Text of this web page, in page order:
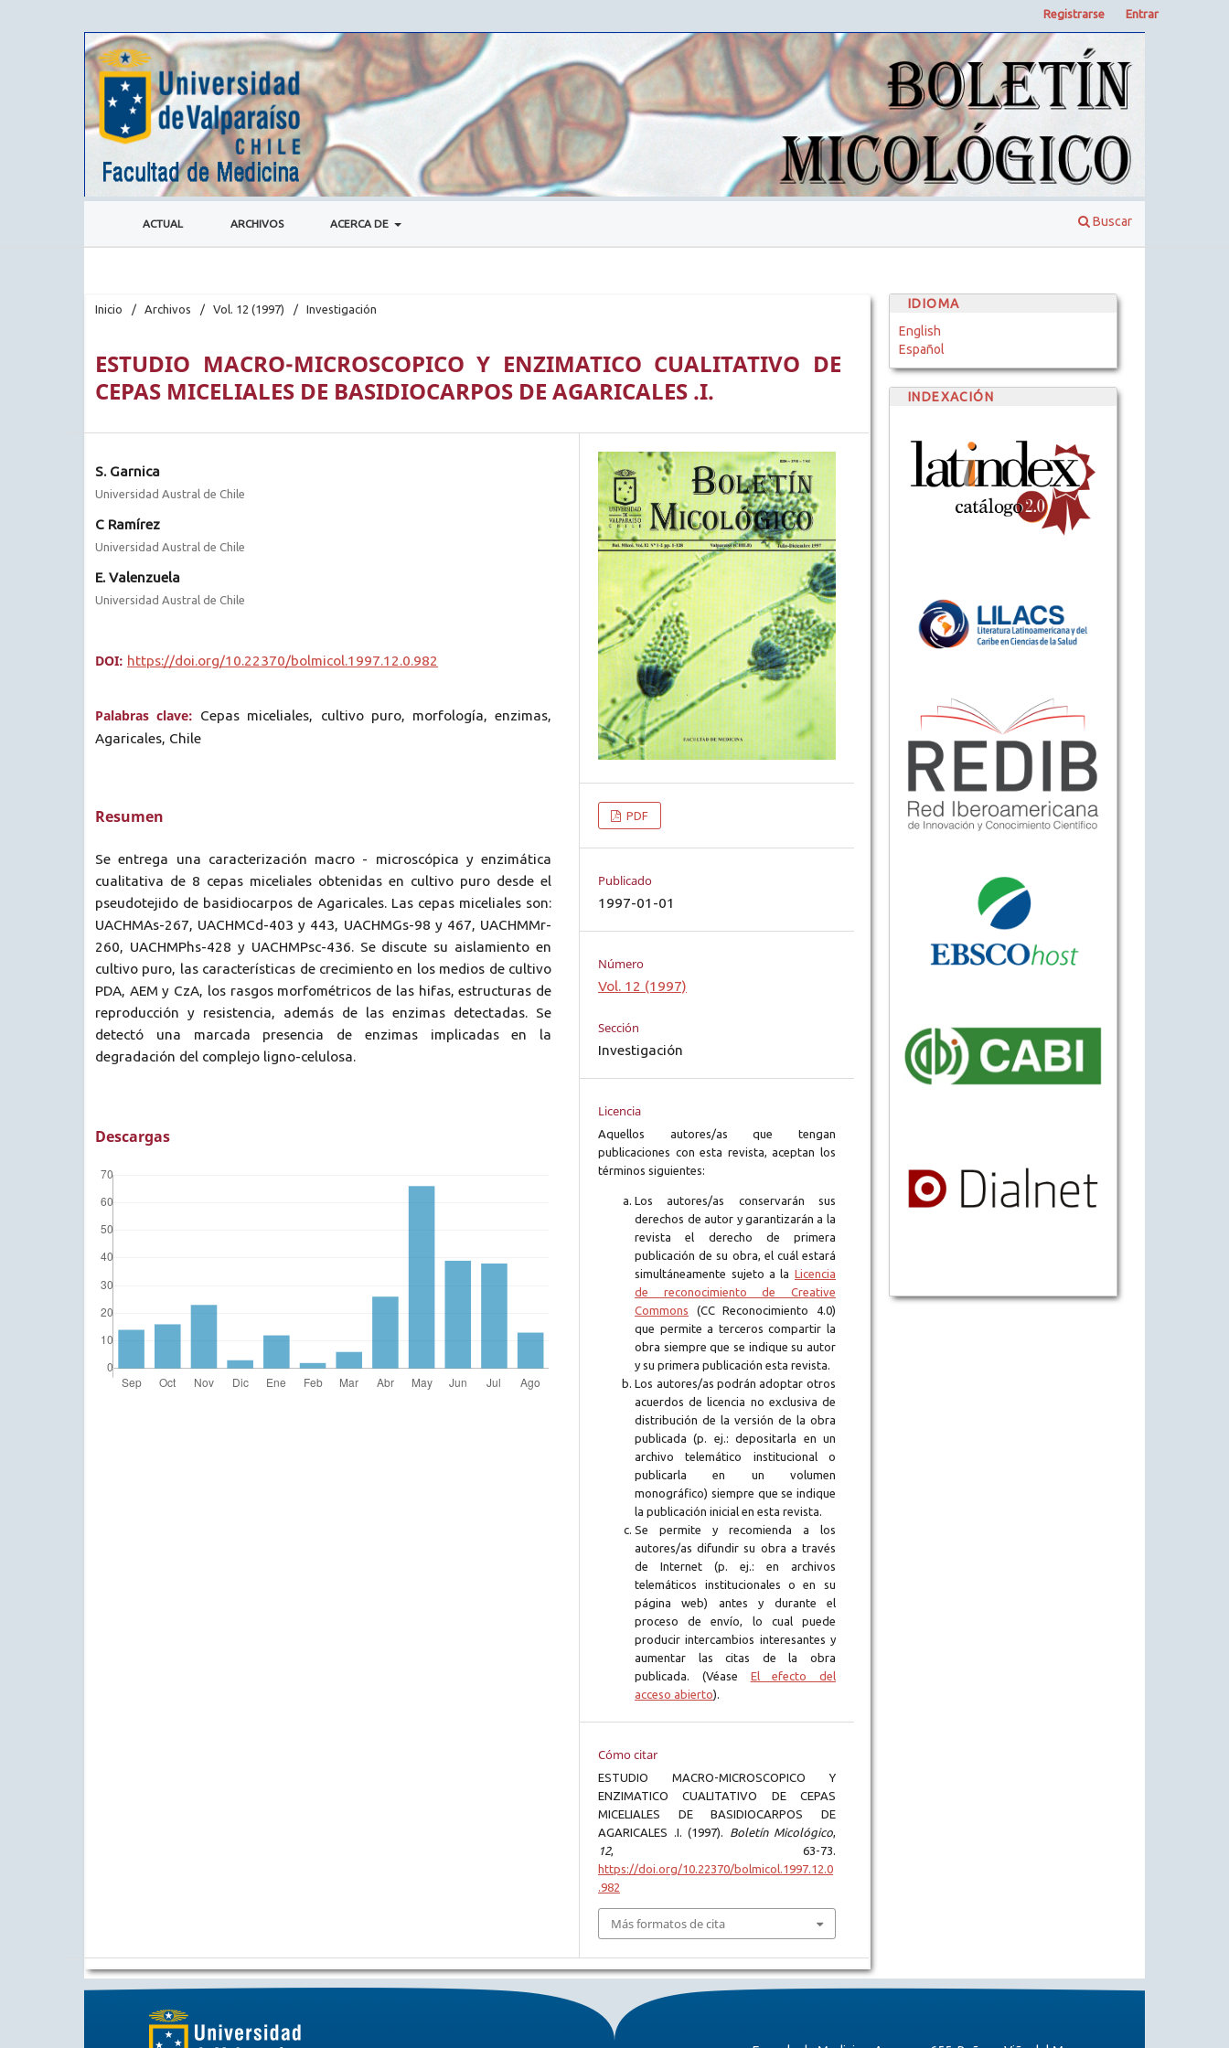
ACTUAL ARCHIVOS ACERCA DE Buscar
Registrarse Entrar
Inicio / Archivos / Vol. 12 (1997) / Investigación
ESTUDIO MACRO-MICROSCOPICO Y ENZIMATICO CUALITATIVO DE
CEPAS MICELIALES DE BASIDIOCARPOS DE AGARICALES .I.
S. Garnica
Universidad Austral de Chile
C Ramírez
Universidad Austral de Chile
E. Valenzuela
Universidad Austral de Chile
DOI: https://doi.org/10.22370/bolmicol.1997.12.0.982
Palabras clave: Cepas miceliales, cultivo puro, morfología, enzimas,
Agaricales, Chile
Resumen
Se entrega una caracterización macro - microscópica y enzimática
cualitativa de 8 cepas miceliales obtenidas en cultivo puro desde el
pseudotejido de basidiocarpos de Agaricales. Las cepas miceliales son:
UACHMAs-267, UACHMCd-403 y 443, UACHMGs-98 y 467, UACHMMr-
260, UACHMPhs-428 y UACHMPsc-436. Se discute su aislamiento en
cultivo puro, las características de crecimiento en los medios de cultivo
PDA, AEM y CzA, los rasgos morfométricos de las hifas, estructuras de
reproducción y resistencia, además de las enzimas detectadas. Se
detectó una marcada presencia de enzimas implicadas en la
degradación del complejo ligno-celulosa.
Descargas
PDF
Publicado
1997-01-01
Número
Vol. 12 (1997)
Sección
Investigación
Licencia
Aquellos autores/as que tengan
publicaciones con esta revista, aceptan los
términos siguientes:
Los autores/as conservarán sus
derechos de autor y garantizarán a la
revista el derecho de primera
publicación de su obra, el cuál estará
simultáneamente sujeto a la Licencia
de reconocimiento de Creative
Commons (CC Reconocimiento 4.0)
que permite a terceros compartir la
obra siempre que se indique su autor
y su primera publicación esta revista.
Los autores/as podrán adoptar otros
acuerdos de licencia no exclusiva de
distribución de la versión de la obra
publicada (p. ej.: depositarla en un
archivo telemático institucional o
publicarla en un volumen
monográfico) siempre que se indique
la publicación inicial en esta revista.
Se permite y recomienda a los
autores/as difundir su obra a través
de Internet (p. ej.: en archivos
telemáticos institucionales o en su
página web) antes y durante el
proceso de envío, lo cual puede
producir intercambios interesantes y
aumentar las citas de la obra
publicada. (Véase El efecto del
acceso abierto).
Cómo citar
ESTUDIO MACRO-MICROSCOPICO Y
ENZIMATICO CUALITATIVO DE CEPAS
MICELIALES DE BASIDIOCARPOS DE
AGARICALES .I. (1997).
Boletín Micológico,
12, 63-73.
https://doi.org/10.22370/bolmicol.1997.12.0
.982
Más formatos de cita
IDIOMA
English
Español
INDEXACIÓN